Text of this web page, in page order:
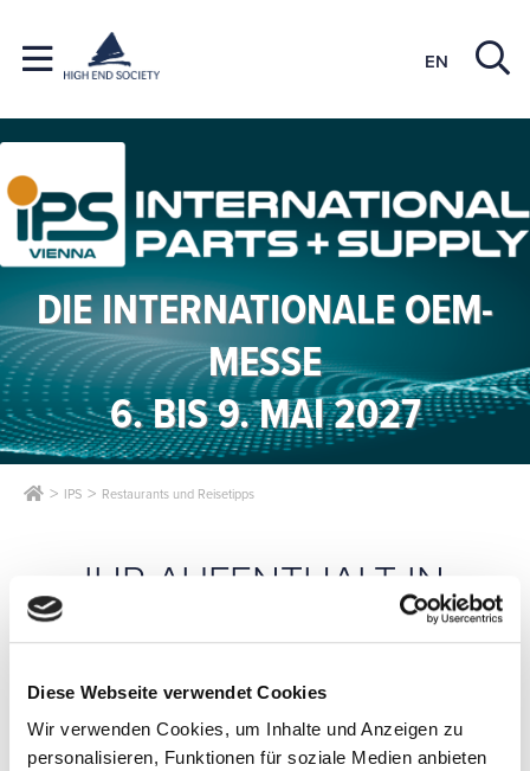
Diese Webseite verwendet Cookies
Wir verwenden Cookies, um Inhalte und Anzeigen zu
personalisieren, Funktionen für soziale Medien anbieten
EN
DIE INTERNATIONALE OEM-
MESSE
6. BIS 9. MAI 2027
IPS Restaurants und Reisetipps
IHR AUFENTHALT IN
WIEN